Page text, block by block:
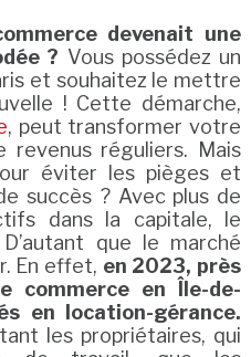
devenait une
? Vous possédez un
et souhaitez le mettre
! Cette démarche,
, peut transformer votre
revenus réguliers. Mais
éviter les pièges et
succès ? Avec plus de
dans la capitale, le
que le marché
En effet, en 2023, près
commerce en Île-de-
en location-gérance.
les propriétaires, qui